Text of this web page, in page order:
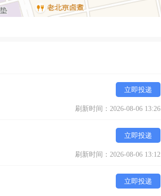
立即投递
刷新时间：2026-08-06 13:26
立即投递
刷新时间：2026-08-06 13:12
立即投递